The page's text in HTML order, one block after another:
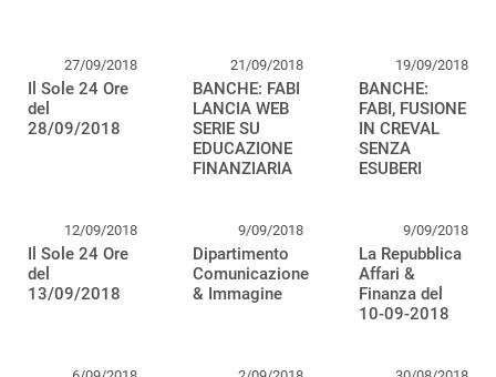
27/09/2018
Il Sole 24 Ore
del
28/09/2018
21/09/2018
BANCHE: FABI
LANCIA WEB
SERIE SU
EDUCAZIONE
FINANZIARIA
19/09/2018
BANCHE:
FABI, FUSIONE
IN CREVAL
SENZA
ESUBERI
12/09/2018
Il Sole 24 Ore
del
13/09/2018
9/09/2018
Dipartimento
Comunicazione
& Immagine
9/09/2018
La Repubblica
Affari &
Finanza del
10-09-2018